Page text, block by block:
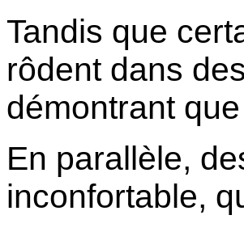
Tandis que
rôdent dans
démontrant
En parallèle,
inconfortable,